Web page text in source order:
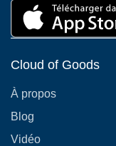
Cloud of Goods
À propos
Blog
Vidéo